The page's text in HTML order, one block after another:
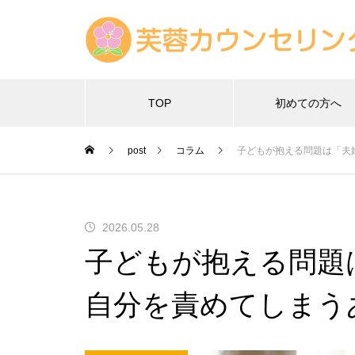
TOP 初めての方へ
post コラム 子どもが抱える問題は「
2026.05.28
子どもが抱える問
自分を責めてしま